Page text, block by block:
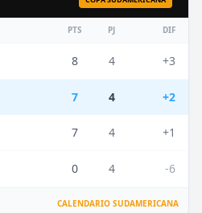
PTS PJ DIF
8 4 +3
7 4 +2
7 4 +1
0 4 -6
CALENDARIO SUDAMERICANA